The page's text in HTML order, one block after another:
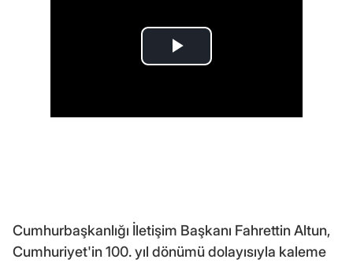
Cumhurbaşkanlığı İletişim Başkanı Fahrettin Altun,
Cumhuriyet'in 100. yıl dönümü dolayısıyla kaleme